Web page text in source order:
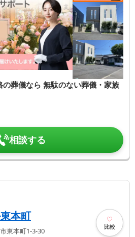
葬儀なら 無駄のない葬儀・家族
相談する
本町
東本町1-3-30 比較